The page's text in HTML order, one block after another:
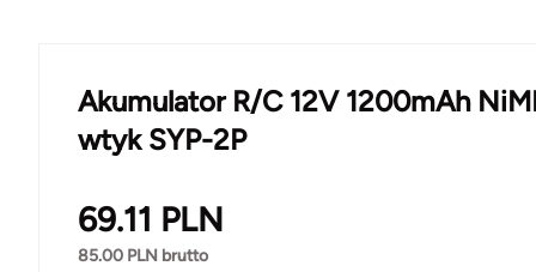
Akumulator R/C 12V 1200mAh
wtyk SYP-2P
69.11 PLN
85.00 PLN brutto